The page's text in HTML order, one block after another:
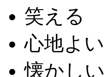
笑える
心地よい
懐かしい